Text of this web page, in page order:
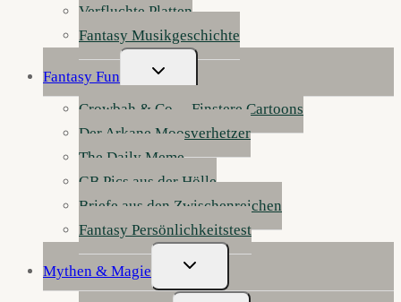
Verfluchte Platten
Fantasy Musikgeschichte
Fantasy Fun
Untermenü
Umschalten
Crowbah & Co. – Finstere Cartoons
Der Arkane Moosverhetzer
The Daily Meme
GB Pics aus der Hölle
Briefe aus den Zwischenreichen
Fantasy Persönlichkeitstest
Mythen & Magie
Untermenü
Umschalten